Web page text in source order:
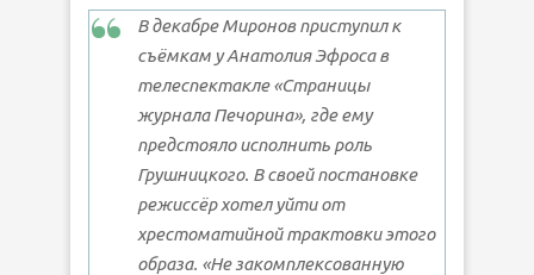
В декабре Миронов приступил к
съёмкам у Анатолия Эфроса в
телеспектакле «Страницы
журнала Печорина», где ему
предстояло исполнить роль
Грушницкого. В своей постановке
режиссёр хотел уйти от
хрестоматийной трактовки этого
образа. «Не закомплексованную